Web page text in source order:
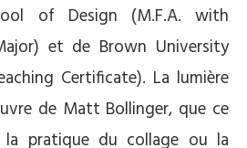
of Design (M.F.A. with
et de Brown University
Certificate). La lumière
de Matt Bollinger, que ce
pratique du collage ou la